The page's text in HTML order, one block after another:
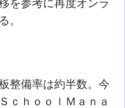
を参考に再度オンラ
。
整備率は約半数。今
ｃｈｏｏｌＭａｎａ